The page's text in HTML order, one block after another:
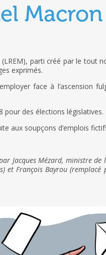
parti créé par le tout
exprimés.
face à l’ascension
pour des élections législatives.
aux soupçons d’emplois
Jacques Mézard, ministre
et François Bayrou (remplacé